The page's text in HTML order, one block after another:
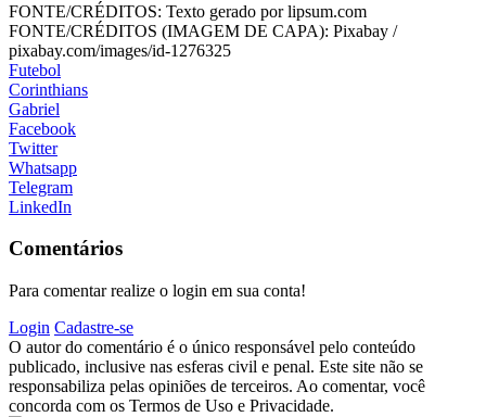
FONTE/CRÉDITOS: Texto gerado por lipsum.com
FONTE/CRÉDITOS (IMAGEM DE CAPA): Pixabay /
pixabay.com/images/id-1276325
Futebol
Corinthians
Gabriel
Facebook
Twitter
Whatsapp
Telegram
LinkedIn
Comentários
Para comentar realize o login em sua conta!
Login Cadastre-se
O autor do comentário é o único responsável pelo conteúdo
publicado, inclusive nas esferas civil e penal. Este site não se
responsabiliza pelas opiniões de terceiros. Ao comentar, você
concorda com os Termos de Uso e Privacidade.